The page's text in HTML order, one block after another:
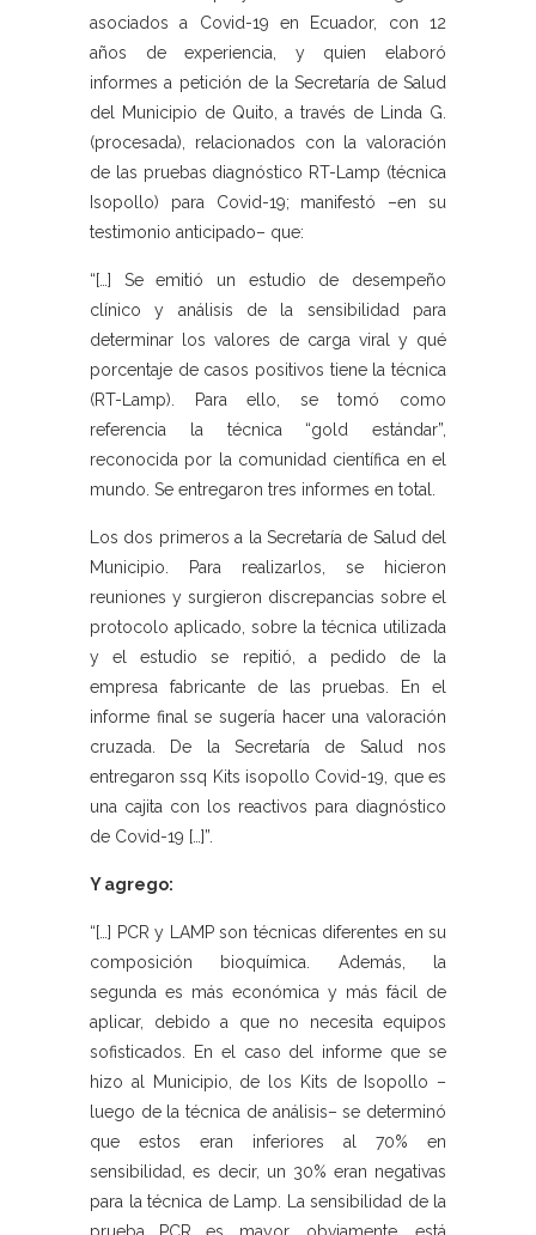
asociados a Covid-19 en Ecuador, con 12
años de experiencia, y quien elaboró
informes a petición de la Secretaría de Salud
del Municipio de Quito, a través de Linda G.
(procesada), relacionados con la valoración
de las pruebas diagnóstico RT-Lamp (técnica
Isopollo) para Covid-19; manifestó –en su
testimonio anticipado– que:
“[…] Se emitió un estudio de desempeño
clínico y análisis de la sensibilidad para
determinar los valores de carga viral y qué
porcentaje de casos positivos tiene la técnica
(RT-Lamp). Para ello, se tomó como
referencia la técnica “gold estándar”,
reconocida por la comunidad científica en el
mundo. Se entregaron tres informes en total.
Los dos primeros a la Secretaría de Salud del
Municipio. Para realizarlos, se hicieron
reuniones y surgieron discrepancias sobre el
protocolo aplicado, sobre la técnica utilizada
y el estudio se repitió, a pedido de la
empresa fabricante de las pruebas. En el
informe final se sugería hacer una valoración
cruzada. De la Secretaría de Salud nos
entregaron ssq Kits isopollo Covid-19, que es
una cajita con los reactivos para diagnóstico
de Covid-19 […]”.
Y agrego:
“[…] PCR y LAMP son técnicas diferentes en su
composición bioquímica. Además, la
segunda es más económica y más fácil de
aplicar, debido a que no necesita equipos
sofisticados. En el caso del informe que se
hizo al Municipio, de los Kits de Isopollo –
luego de la técnica de análisis– se determinó
que estos eran inferiores al 70% en
sensibilidad, es decir, un 30% eran negativas
para la técnica de Lamp. La sensibilidad de la